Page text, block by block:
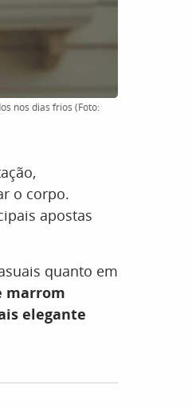
nos dias frios (Foto:
o corpo.
apostas
quanto em
marrom
elegante